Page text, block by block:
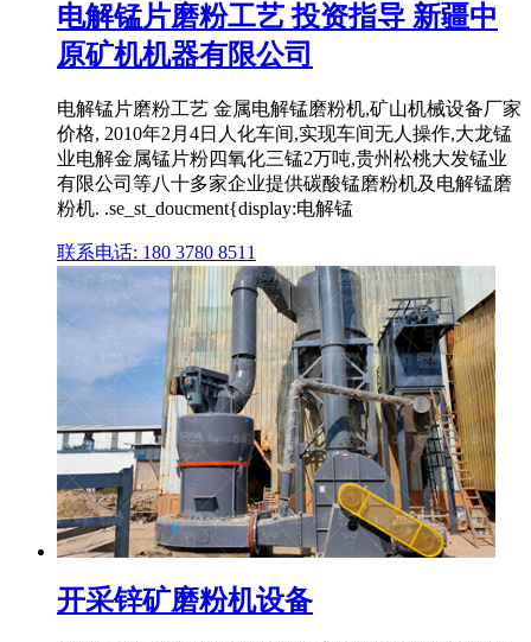
电解锰片磨粉工艺 投资指导 新疆中
原矿机机器有限公司
电解锰片磨粉工艺 金属电解锰磨粉机,矿山机械设备厂家
价格, 2010年2月4日人化车间,实现车间无人操作,大龙锰
业电解金属锰片粉四氧化三锰2万吨,贵州松桃大发锰业
有限公司等八十多家企业提供碳酸锰磨粉机及电解锰磨
粉机. .se_st_doucment{display:电解锰
联系电话: 180 3780 8511
开采锌矿磨粉机设备